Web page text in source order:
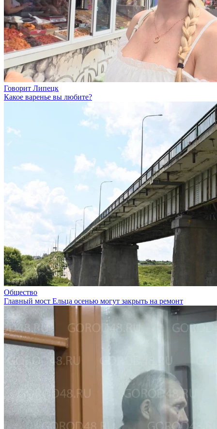
Говорит Липецк
Какое варенье вы любите?
Общество
Главный мост Ельца осенью могут закрыть на ремонт